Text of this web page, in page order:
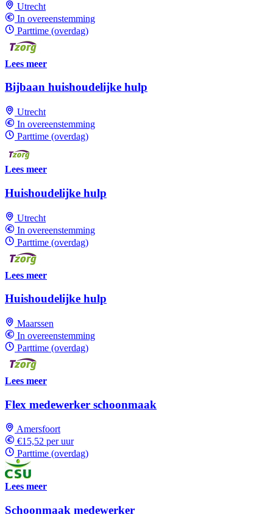
Utrecht
In overeenstemming
Parttime (overdag)
Lees meer
Bijbaan huishoudelijke hulp
Utrecht
In overeenstemming
Parttime (overdag)
Lees meer
Huishoudelijke hulp
Utrecht
In overeenstemming
Parttime (overdag)
Lees meer
Huishoudelijke hulp
Maarssen
In overeenstemming
Parttime (overdag)
Lees meer
Flex medewerker schoonmaak
Amersfoort
€15,52 per uur
Parttime (overdag)
Lees meer
Schoonmaak medewerker